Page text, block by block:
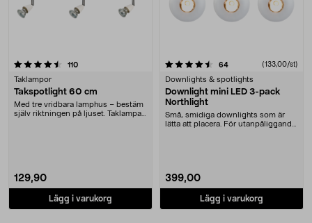
110recensioner
Taklampor
Takspotlight 60 cm
Med tre vridbara lamphus – bestäm
själv riktningen på ljuset. Taklampa
129,90
Lägg i varukorg
4.5 av 5 stjärnor 64recensioner(133,00/st)
Downlights & spotlights
Downlight mini LED 3-pack
Northlight
Små, smidiga downlights som är
lätta att placera. För utanpåliggande
399,00
Lägg i varukorg